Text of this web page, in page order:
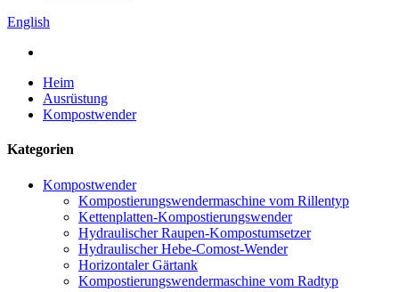
English
Heim
Ausrüstung
Kompostwender
Kategorien
Kompostwender
Kompostierungswendermaschine vom Rillentyp
Kettenplatten-Kompostierungswender
Hydraulischer Raupen-Kompostumsetzer
Hydraulischer Hebe-Comost-Wender
Horizontaler Gärtank
Kompostierungswendermaschine vom Radtyp